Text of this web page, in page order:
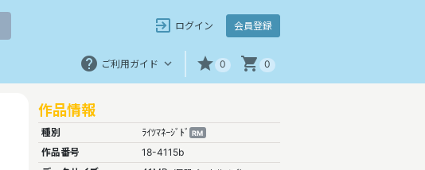
exit_to_app ログイン 会員登録
help ご利用ガイド keyboard_arrow_down star 0 shopping_cart 0
作品情報
種別 ﾗｲﾂﾏﾈｰｼﾞﾄﾞ RM
作品番号
18-4115b